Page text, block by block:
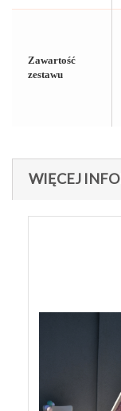
Zawartość
zestawu
WIĘCEJ